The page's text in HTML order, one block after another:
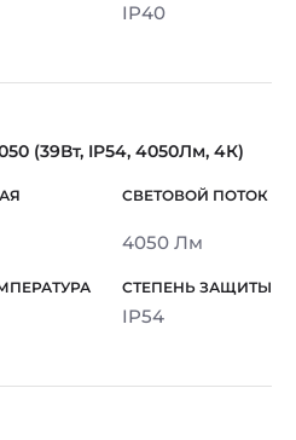
IP40
(39Вт, IP54, 4050Лм, 4К)
4050 Лм
IP54